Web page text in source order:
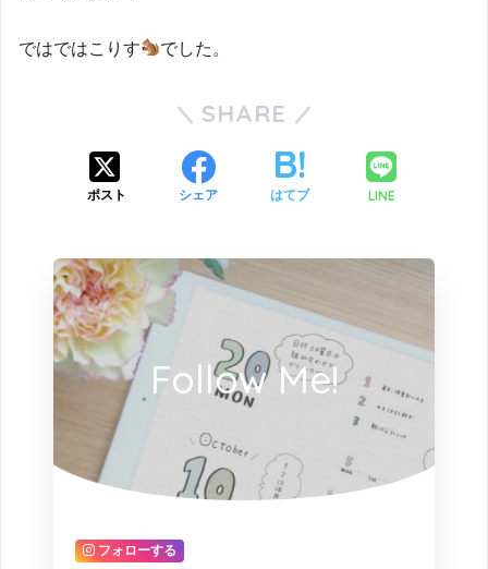
ではではこりす でした。
SHARE
ポスト シェア はてブ LINE
Follow Me!
フォローする